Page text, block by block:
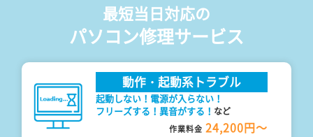
最短当日対応の
パソコン修理サービス
動作・起動系トラブル
起動しない！電源が入らない！
フリーズする！異音がする！ など
作業料金 24,200円～